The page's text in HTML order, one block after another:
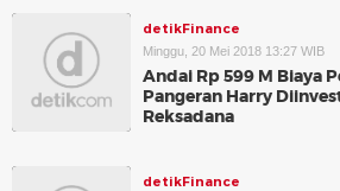
detikFinance
Minggu, 20 Mei 2018 13:27 WIB
Andai Rp 599 M Biaya
Pangeran Harry
Reksadana
detikFinance